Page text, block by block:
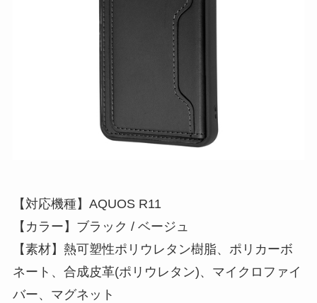
【対応機種】AQUOS R11
【カラー】ブラック / ベージュ
【素材】熱可塑性ポリウレタン樹脂、ポリカーボ
ネート、合成皮革(ポリウレタン)、マイクロファイ
バー、マグネット